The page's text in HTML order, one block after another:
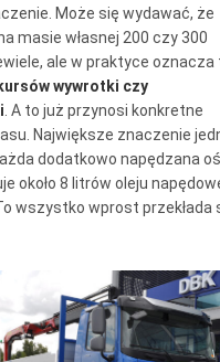
Może się wydawać, że
masie własnej 200 czy 300
ale w praktyce oznacza
wywrotki czy
. A to już przynosi konkretne
Największe znaczenie
dodatkowo napędzana oś
około 8 litrów oleju
wszystko wprost przekłada